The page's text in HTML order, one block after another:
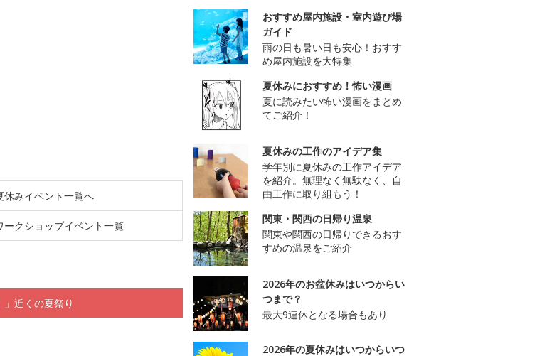
休みイベント一覧へ
ークショップイベント一覧
」近くの夏祭り
おすすめ屋内施設・室内遊び場
ガイド
雨の日も暑い日も安心！おすす
め屋内施設を大特集
夏休みにおすすめ！怖い漫画
夏に読みたい怖い漫画をまとめ
てご紹介！
夏休みの工作のアイデア集
学年別に夏休みの工作アイデア
を紹介。無理なく無駄なく、自
由工作に取り組もう！
関東・関西の日帰り温泉
関東や関西の日帰りできるおす
すめの温泉をご紹介
2026年のお盆休みはいつからい
つまで？
最大9連休となる場合もあり
2026年の夏休みはいつからいつ